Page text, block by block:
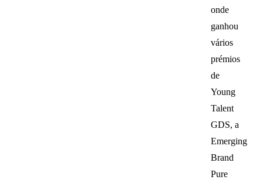
onde
ganhou
vários
prémios
de
Young
Talent
GDS, a
Emerging
Brand
Pure